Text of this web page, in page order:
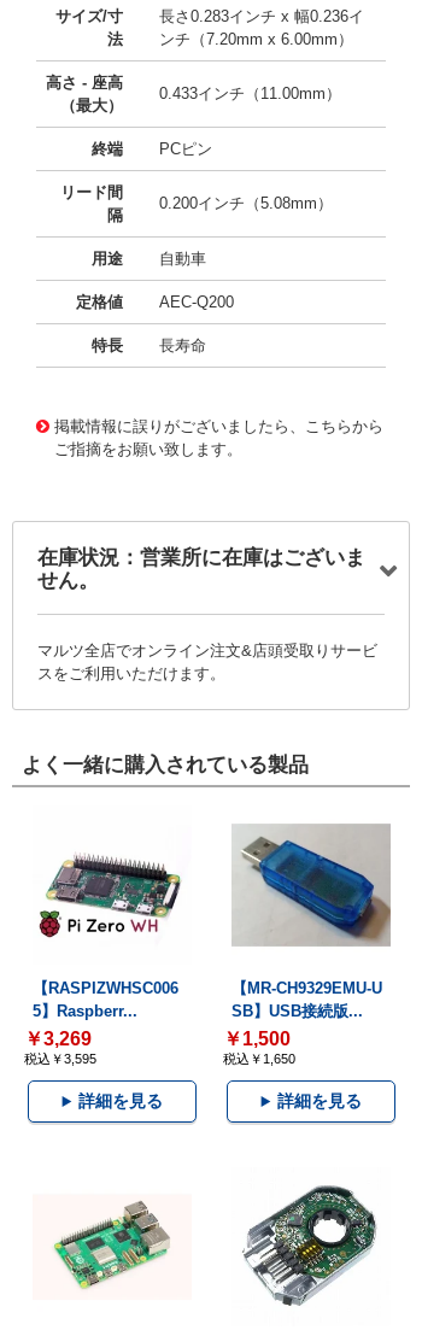
サイズ/寸
法
長さ0.283インチ x 幅0.236イ
ンチ（7.20mm x 6.00mm）
高さ - 座高
（最大）
0.433インチ（11.00mm）
終端 PCピン
リード間
隔
0.200インチ（5.08mm）
用途 自動車
定格値 AEC-Q200
特長 長寿命
掲載情報に誤りがございましたら、こちらから
ご指摘をお願い致します。
在庫状況：営業所に在庫はございま
せん。
マルツ全店でオンライン注文&店頭受取りサービ
スをご利用いただけます。
よく一緒に購入されている製品
【RASPIZWHSC006
5】Raspberr...
￥3,269
税込￥3,595
詳細を見る
【MR-CH9329EMU-U
SB】USB接続版...
￥1,500
税込￥1,650
詳細を見る